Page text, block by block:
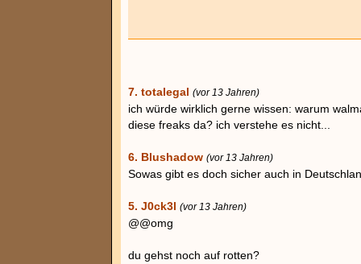
7. totalegal (vor 13 Jahren)
ich würde wirklich gerne wissen: warum
diese freaks da? ich verstehe es nicht...
6. Blushadow (vor 13 Jahren)
Sowas gibt es doch sicher auch in
5. J0ck3l (vor 13 Jahren)
@@omg
du gehst noch auf rotten?